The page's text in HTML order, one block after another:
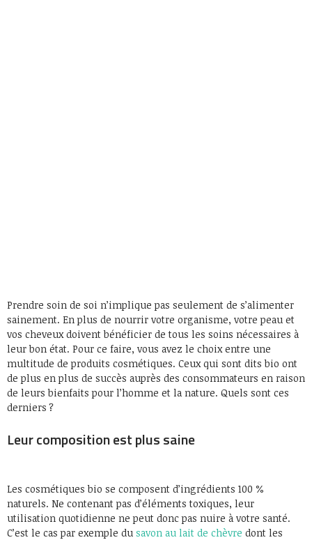
Prendre soin de soi n’implique pas seulement de s’alimenter
sainement. En plus de nourrir votre organisme, votre peau et
vos cheveux doivent bénéficier de tous les soins nécessaires à
leur bon état. Pour ce faire, vous avez le choix entre une
multitude de produits cosmétiques. Ceux qui sont dits bio ont
de plus en plus de succès auprès des consommateurs en raison
de leurs bienfaits pour l’homme et la nature. Quels sont ces
derniers ?
Leur composition est plus saine
Les cosmétiques bio se composent d’ingrédients 100 %
naturels. Ne contenant pas d’éléments toxiques, leur
utilisation quotidienne ne peut donc pas nuire à votre santé.
C’est le cas par exemple du savon au lait de chèvre dont les